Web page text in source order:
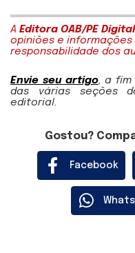
A Editora OAB/PE Digital
opiniões e
responsabilidade dos
Envie seu artigo, a fim
das várias seções
editorial.
Gostou?
Facebook